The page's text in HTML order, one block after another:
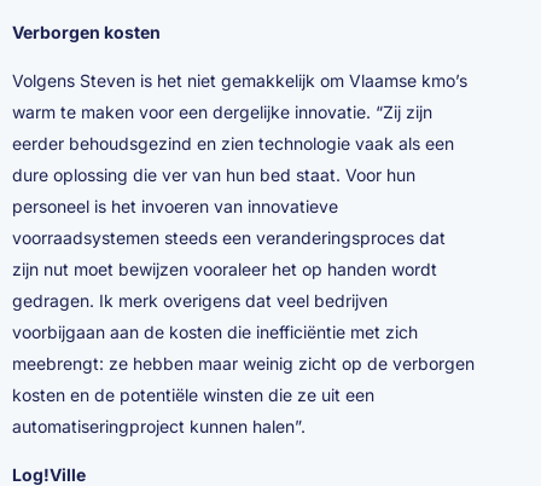
Verborgen kosten
Volgens Steven is het niet gemakkelijk om Vlaamse kmo’s
warm te maken voor een dergelijke innovatie. “Zij zijn
eerder behoudsgezind en zien technologie vaak als een
dure oplossing die ver van hun bed staat. Voor hun
personeel is het invoeren van innovatieve
voorraadsystemen steeds een veranderingsproces dat
zijn nut moet bewijzen vooraleer het op handen wordt
gedragen. Ik merk overigens dat veel bedrijven
voorbijgaan aan de kosten die inefficiëntie met zich
meebrengt: ze hebben maar weinig zicht op de verborgen
kosten en de potentiële winsten die ze uit een
automatiseringproject kunnen halen”.
Log!Ville